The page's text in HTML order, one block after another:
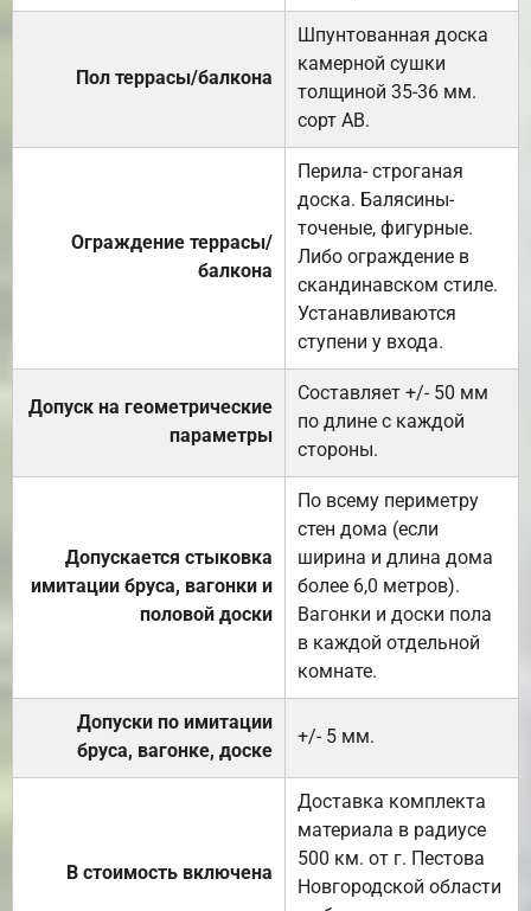
Пол террасы/балкона
Шпунтованная доска
камерной сушки
толщиной 35-36 мм.
сорт АВ.
Ограждение террасы/
балкона
Перила- строганая
доска. Балясины-
точеные, фигурные.
Либо ограждение в
скандинавском стиле.
Устанавливаются
ступени у входа.
Допуск на геометрические
параметры
Составляет +/- 50 мм
по длине с каждой
стороны.
Допускается стыковка
имитации бруса, вагонки и
половой доски
По всему периметру
стен дома (если
ширина и длина дома
более 6,0 метров).
Вагонки и доски пола
в каждой отдельной
комнате.
Допуски по имитации
бруса, вагонке, доске
+/- 5 мм.
В стоимость включена
Доставка комплекта
материала в радиусе
500 км. от г. Пестова
Новгородской области